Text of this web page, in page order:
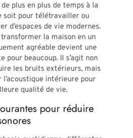
plus en plus de temps à la
soit pour télétravailler ou
d’espaces de vie modernes.
la maison en un
agréable devient une
pour beaucoup. Il s’agit non
les bruits extérieurs, mais
l’acoustique intérieure pour
qualité de vie.
pour réduire